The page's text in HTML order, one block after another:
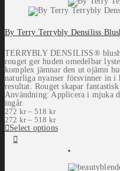
By Terry Terrybly Densiliss
TERRYBLY DENSILISS® blush
rouget ger huden omedelbar
komplex jämnar den ut ojämn
naturliga nyanser försvinner in
resultat. Rouget skapar
Användning: Applicera i mjuka
ingår.
272 kr– 518 kr
272 kr– 518 kr
Select options